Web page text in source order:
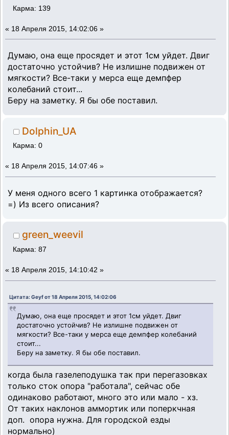
Карма: 139
« 18 Апреля 2015, 14:02:06 »
Думаю, она еще просядет и этот 1см уйдет. Двиг
достаточно устойчив? Не излишне подвижен от
мягкости? Все-таки у мерса еще демпфер
колебаний стоит...
Беру на заметку. Я бы обе поставил.
Dolphin_UA
Карма: 0
« 18 Апреля 2015, 14:07:46 »
У меня одного всего 1 картинка отображается?
=) Из всего описания?
green_weevil
Карма: 87
« 18 Апреля 2015, 14:10:42 »
Цитата: Geyf от 18 Апреля 2015, 14:02:06
Думаю, она еще просядет и этот 1см уйдет. Двиг
достаточно устойчив? Не излишне подвижен от
мягкости? Все-таки у мерса еще демпфер колебаний
стоит...
Беру на заметку. Я бы обе поставил.
когда была газелеподушка так при перегазовках
только сток опора "работала", сейчас обе
одинаково работают, много это или мало - хз.
От таких наклонов аммортик или поперкчная
доп. опора нужна. Для городской езды
нормально)